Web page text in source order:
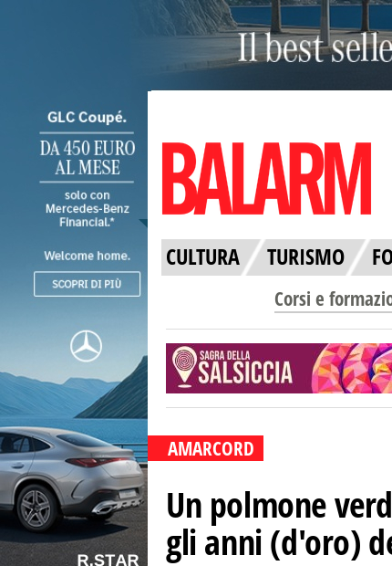
CULTURA TURISMO
Corsi e
AMARCORD
Un polmone
gli anni (d'oro)